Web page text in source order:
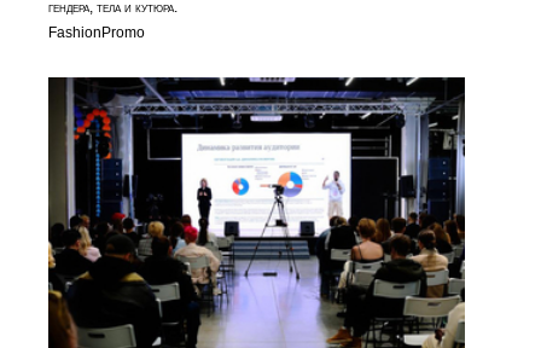
гендера, тела и кутюра.
FashionPromo